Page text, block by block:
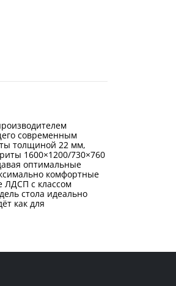
современным
толщиной 22 мм,
1600×1200/730×760
оптимальные
комфортные
ЛДСП с классом
стола идеально
как для